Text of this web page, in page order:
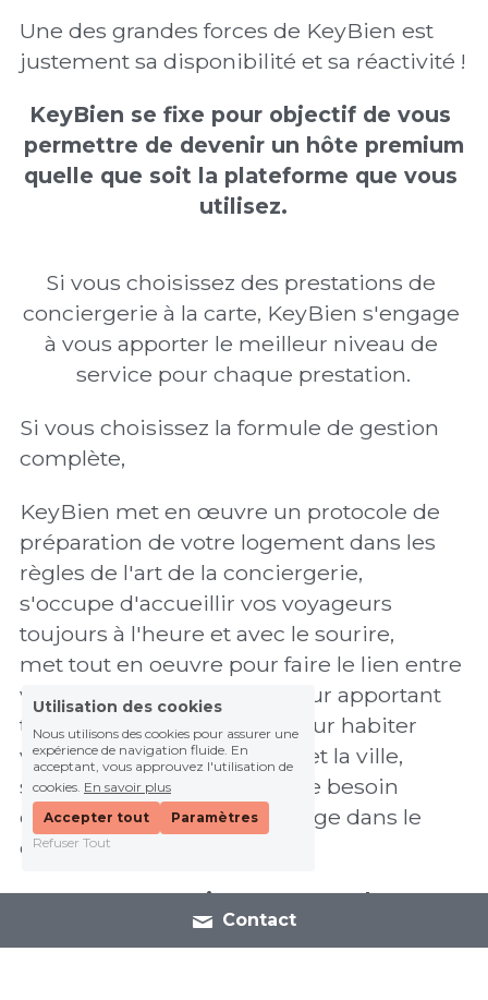
Une des grandes forces de KeyBien est
KeyBien se fixe pour objectif de vous
permettre de devenir un hôte premium
quelle que soit la plateforme que vous
utilisez.
Si vous choisissez des prestations de
conciergerie à la carte, KeyBien s'engage
à vous apporter le meilleur niveau de
service pour chaque prestation.
Si vous choisissez la formule de gestion
complète,
KeyBien met en œuvre un protocole de
préparation de votre logement dans les
règles de l'art de la conciergerie,
s'occupe d'accueillir vos voyageurs
toujours à l'heure et avec le sourire,
met tout en oeuvre pour faire le lien entre
vous et vos voyageurs en leur apportant
toutes les clés et astuces pour habiter
votre logement, le quartier et la ville,
se tient disponible en cas de besoin
d'assistance ou de dépannage dans le
cadre de leur séjour.
En outre, KeyBien s'engage dans un
tourisme plus durable en faisant le choix
Contact
Utilisation des cookies
Nous utilisons des cookies pour assurer une
expérience de navigation fluide. En
acceptant, vous approuvez l'utilisation de
cookies. En savoir plus
Accepter tout
Paramètres
Refuser Tout